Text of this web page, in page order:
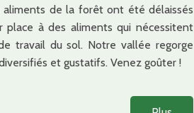
aliments de la forêt ont été délaissés
place à des aliments qui nécessitent
travail du sol. Notre vallée regorge
et gustatifs. Venez goûter !